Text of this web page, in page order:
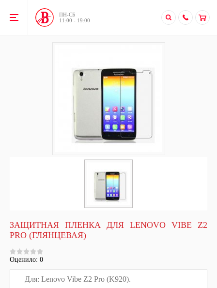
ПН-CБ
11:00 - 19:00
ЗАЩИТНАЯ ПЛЕНКА ДЛЯ LENOVO VIBE Z2
PRO (ГЛЯНЦЕВАЯ)
Оценило: 0
Для: Lenovo Vibe Z2 Pro (K920).